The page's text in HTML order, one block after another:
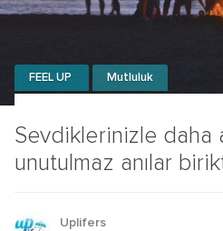
Sevdiklerinizle daha
unutulmaz anılar
FEEL UP Mutluluk
Uplifers